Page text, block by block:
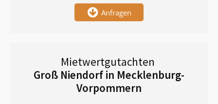
Anfragen
Mietwertgutachten
Groß Niendorf in Mecklenburg-
Vorpommern